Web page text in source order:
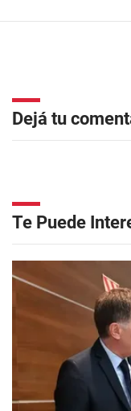
Dejá tu
Te Puede